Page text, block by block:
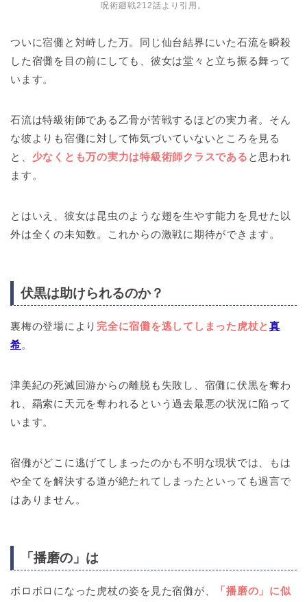
呪術廻戦212話より引用。
ついに宿儺と対峙した万。同じ仙台結界にいた石流を瞬殺
した宿儺を目の前にしても、彼女は堂々と立ち振る舞って
います。
石流は特級術師である乙骨が苦戦するほどの実力者。そん
な彼よりも宿儺に対して怖気づいていないところを見る
と、 少なくとも万の実力は特級術師クラスである と思われ
ます。
とはいえ、彼女は昆虫のような翅を生やす能力を見せた以
外は全くの未知数。これからの激戦に期待ができます。
伏黒は助けられるのか？
裏梅の登場により 完全に宿儺を逃してしまった虎杖と真
希。
津美紀の死滅回游からの離脱も失敗し、宿儺に伏黒を奪わ
れ、羂索に天元を奪われるという過去最悪の状況に陥って
います。
宿儺がどこに逃げてしまったのかも不明な現状では、もは
や全てを解決する道が絶たれてしまったといっても過言で
はありません。
「播磨の」は
ボロボロになった虎杖の姿を見た宿儺が、
「播磨の」に似